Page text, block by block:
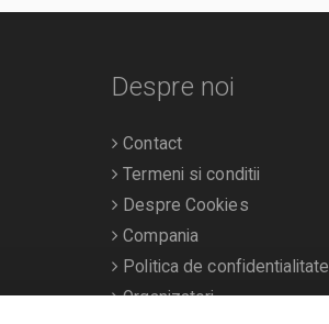
Despre noi
Contact
Termeni si conditii
Despre Cookies
Compania
Politica de confidentialitate
Organizatori